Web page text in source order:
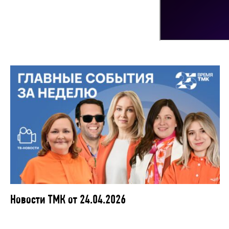
Новости ТМК от 24.04.2026